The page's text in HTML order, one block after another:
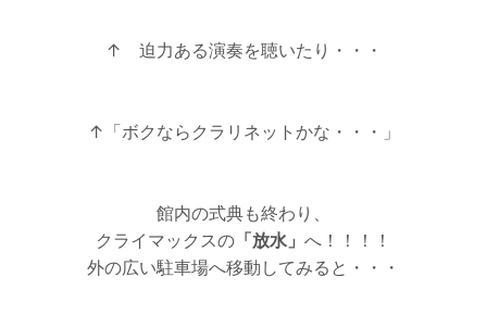
↑ 迫力ある演奏を聴いたり・・・
↑「ボクならクラリネットかな・・・」
館内の式典も終わり、
クライマックスの 「放水」 へ！！！！
外の広い駐車場へ移動してみると・・・